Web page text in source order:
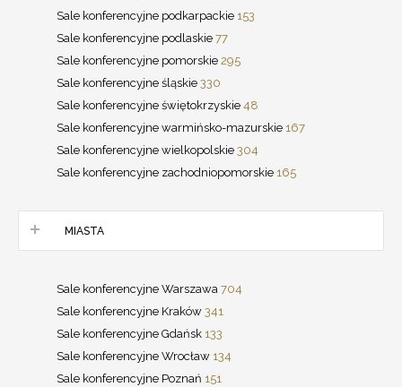
Sale konferencyjne podkarpackie 153
Sale konferencyjne podlaskie 77
Sale konferencyjne pomorskie 295
Sale konferencyjne śląskie 330
Sale konferencyjne świętokrzyskie 48
Sale konferencyjne warmińsko-mazurskie 167
Sale konferencyjne wielkopolskie 304
Sale konferencyjne zachodniopomorskie 165
MIASTA
Sale konferencyjne Warszawa 704
Sale konferencyjne Kraków 341
Sale konferencyjne Gdańsk 133
Sale konferencyjne Wrocław 134
Sale konferencyjne Poznań 151